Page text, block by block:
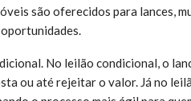
são oferecidos para lances,
No leilão condicional, o
ou até rejeitar o valor. Já no